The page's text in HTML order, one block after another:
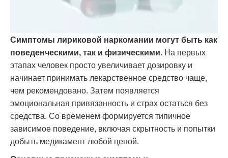
Симптомы лириковой наркомании могут быть как
поведенческими, так и физическими. На первых
этапах человек просто увеличивает дозировку и
начинает принимать лекарственное средство чаще,
чем рекомендовано. Затем появляется
эмоциональная привязанность и страх остаться без
средства. Со временем формируется типичное
зависимое поведение, включая скрытность и попытки
добыть медикамент любой ценой.